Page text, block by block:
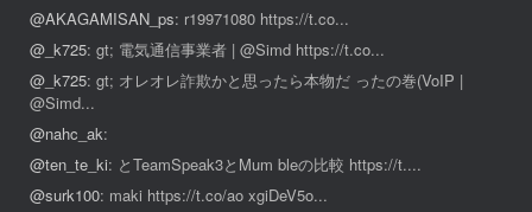
@AKAGAMISAN_ps: r19971080 https://t.co...
@_k725: gt; 電気通信事業者 | @Simd https://t.co...
@_k725: gt; オレオレ詐欺かと思ったら本物だ ったの巻(VoIP |
@Simd...
@nahc_ak:
@ten_te_ki: とTeamSpeak3とMum bleの比較 https://t....
@surk100: maki https://t.co/ao xgiDeV5o...